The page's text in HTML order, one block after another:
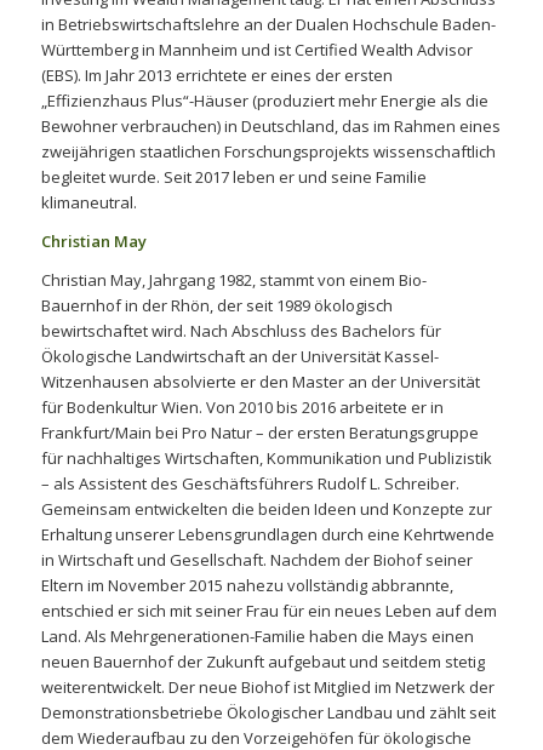
in Betriebswirtschaftslehre an der Dualen Hochschule Baden-
Württemberg in Mannheim und ist Certified Wealth Advisor
(EBS). Im Jahr 2013 errichtete er eines der ersten
„Effizienzhaus Plus“-Häuser (produziert mehr Energie als die
Bewohner verbrauchen) in Deutschland, das im Rahmen eines
zweijährigen staatlichen Forschungsprojekts wissenschaftlich
begleitet wurde. Seit 2017 leben er und seine Familie
klimaneutral.
Christian May
Christian May, Jahrgang 1982, stammt von einem Bio-
Bauernhof in der Rhön, der seit 1989 ökologisch
bewirtschaftet wird. Nach Abschluss des Bachelors für
Ökologische Landwirtschaft an der Universität Kassel-
Witzenhausen absolvierte er den Master an der Universität
für Bodenkultur Wien. Von 2010 bis 2016 arbeitete er in
Frankfurt/Main bei Pro Natur – der ersten Beratungsgruppe
für nachhaltiges Wirtschaften, Kommunikation und Publizistik
– als Assistent des Geschäftsführers Rudolf L. Schreiber.
Gemeinsam entwickelten die beiden Ideen und Konzepte zur
Erhaltung unserer Lebensgrundlagen durch eine Kehrtwende
in Wirtschaft und Gesellschaft. Nachdem der Biohof seiner
Eltern im November 2015 nahezu vollständig abbrannte,
entschied er sich mit seiner Frau für ein neues Leben auf dem
Land. Als Mehrgenerationen-Familie haben die Mays einen
neuen Bauernhof der Zukunft aufgebaut und seitdem stetig
weiterentwickelt. Der neue Biohof ist Mitglied im Netzwerk der
Demonstrationsbetriebe Ökologischer Landbau und zählt seit
dem Wiederaufbau zu den Vorzeigehöfen für ökologische